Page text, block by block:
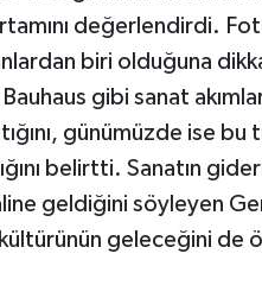
değerlendirdi.
biri olduğuna
gibi sanat
günümüzde ise
belirtti. Sanatın
geldiğini söyleyen
geleceğini de